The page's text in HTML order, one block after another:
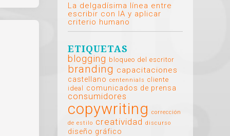
La delgadísima línea entre
escribir con IA y aplicar
criterio humano
ETIQUETAS
blogging bloqueo del escritor
branding capacitaciones
castellano centennials cliente
ideal
comunicados de prensa
consumidores
copywriting
corrección
de estilo creatividad discurso
diseño gráfico